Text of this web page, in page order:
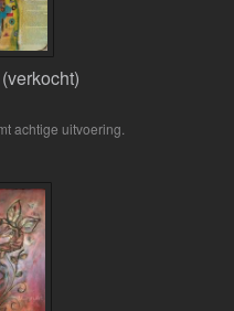
achtige uitvoering.